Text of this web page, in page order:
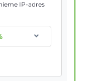
IP-adres